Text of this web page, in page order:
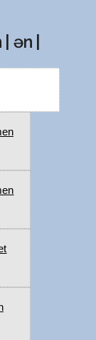
ən |